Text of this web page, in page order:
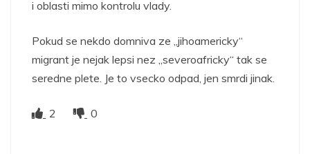
i oblasti mimo kontrolu vlady.
Pokud se nekdo domniva ze „jihoamericky“
migrant je nejak lepsi nez „severoafricky“ tak se
seredne plete. Je to vsecko odpad, jen smrdi jinak.
2 0